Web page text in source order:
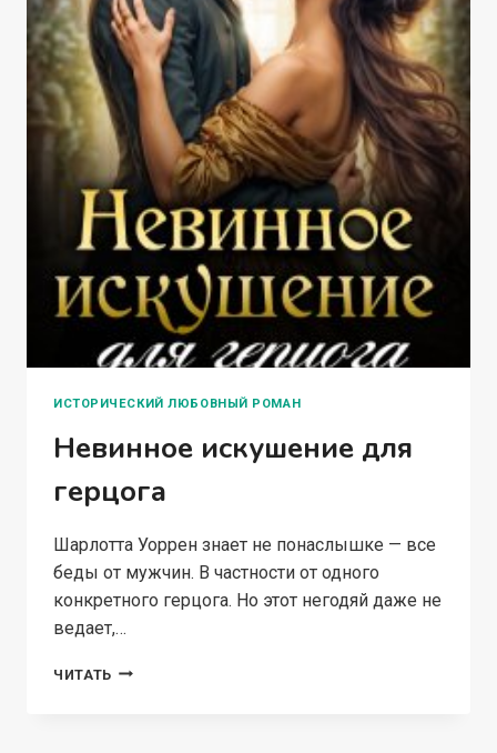
ИСТОРИЧЕСКИЙ ЛЮБОВНЫЙ РОМАН
Невинное искушение для
герцога
Шарлотта Уоррен знает не понаслышке — все
беды от мужчин. В частности от одного
конкретного герцога. Но этот негодяй даже не
ведает,…
ЧИТАТЬ НЕВИННОЕ